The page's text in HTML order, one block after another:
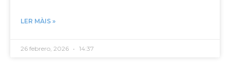
LER MÀIS »
26 febrero, 2026 14:37